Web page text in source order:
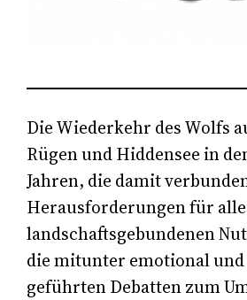
Die Wiederkehr des Wolfs
Rügen und Hiddensee in
Jahren, die damit
Herausforderungen für alle
landschaftsgebundenen
die mitunter emotional
geführten Debatten zum